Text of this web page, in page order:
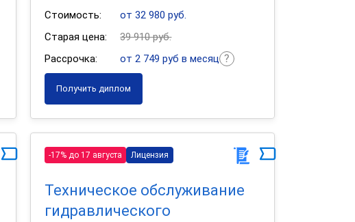
Стоимость:
от 32 980 руб.
Старая цена:
39 910 руб.
Рассрочка:
от 2 749 руб в месяц
Получить диплом
-17% до 17 августа Лицензия
Техническое обслуживание
гидравлического